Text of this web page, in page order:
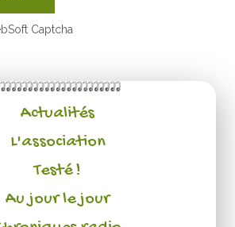
Captcha
Actualités
L'association
Testé !
Au jour le jour